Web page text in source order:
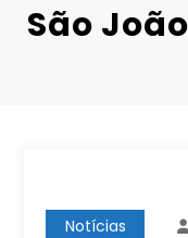
São
Notícias